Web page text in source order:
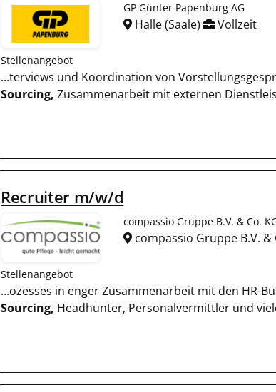
GP Günter Papenburg AG
Halle (Saale) Vollzeit
Stellenangebot
...terviews und Koordination von
Sourcing, Zusammenarbeit mit externen
Recruiter m/w/d
compassio Gruppe B.V. & Co.
compassio Gruppe B.V. &
Stellenangebot
...ozesses in enger Zusammenarbeit mit den HR-
Sourcing, Headhunter, Personalvermittler und